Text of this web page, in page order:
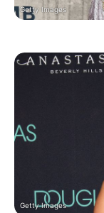
Getty Images
Getty Images